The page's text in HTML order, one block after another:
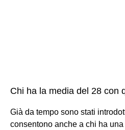
Chi ha la media del 28 con
Già da tempo sono stati
consentono anche a chi ha